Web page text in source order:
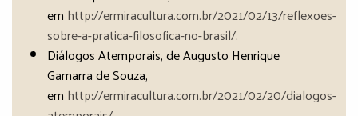
em http://ermiracultura.com.br/2021/02/13/reflexoes-
sobre-a-pratica-filosofica-no-brasil/.
Diálogos Atemporais, de Augusto Henrique
Gamarra de Souza,
em http://ermiracultura.com.br/2021/02/20/dialogos-